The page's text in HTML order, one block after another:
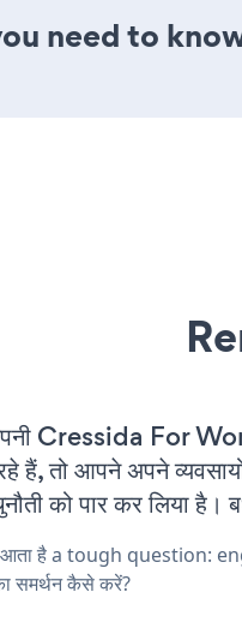
need to
Cressida For
तो आपने अपने
को पार कर लिया है।
आता है a tough question:
समर्थन कैसे करें?